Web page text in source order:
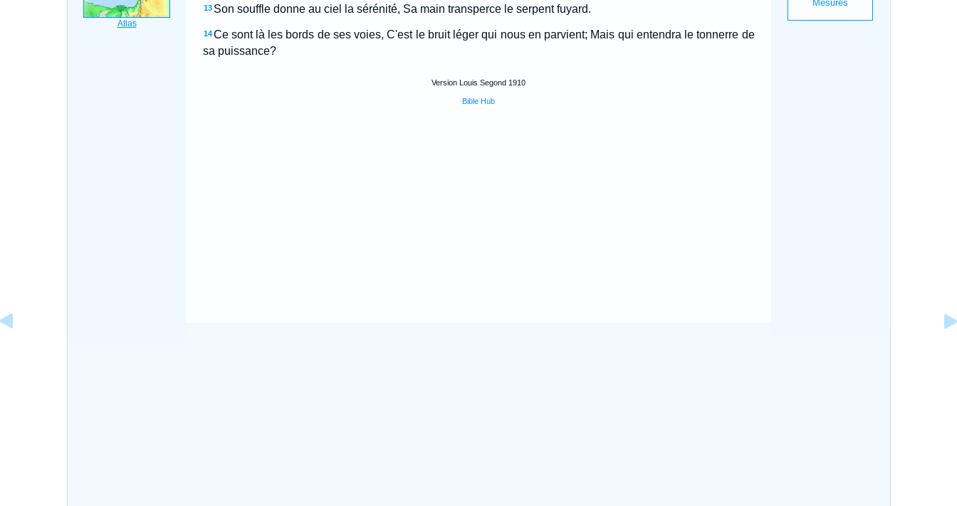
13 Son souffle donne au ciel la sérénité, Sa main transperce le serpent fuyard.
14 Ce sont là les bords de ses voies, C'est le bruit léger qui nous en parvient; Mais qui entendra le tonnerre de
sa puissance?
Version Louis Segond 1910
Bible Hub